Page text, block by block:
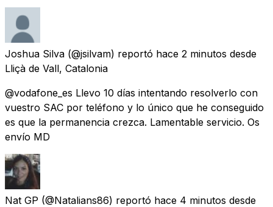
Joshua Silva (@jsilvam) reportó hace 2 minutos desde
Lliçà de Vall, Catalonia
@vodafone_es Llevo 10 días intentando resolverlo con
vuestro SAC por teléfono y lo único que he conseguido
es que la permanencia crezca. Lamentable servicio. Os
envío MD
Nat GP (@Natalians86) reportó hace 4 minutos desde